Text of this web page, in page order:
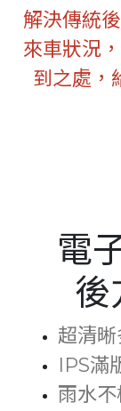
Norway
Poland
Romania
Taiwan
Thailand
Ukraine
United
United
解決傳統
來車狀況
到之處，
電
後
超清
IPS滿
雨水